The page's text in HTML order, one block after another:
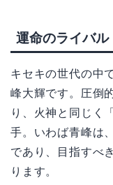
運命のライバ
キセキの世代の中
峰大輝です。圧倒
り、火神と同じく
手。いわば青峰は
であり、目指すべ
ります。